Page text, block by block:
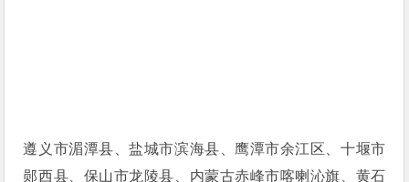
遵义市湄潭县、盐城市滨海县、鹰潭市余江区、十堰市
郧西县、保山市龙陵县、内蒙古赤峰市喀喇沁旗、黄石